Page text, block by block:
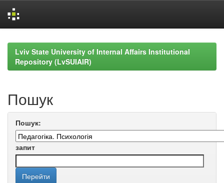
navigationLviv State University of Internal Affairs Institutional
Repository (LvSUIAIR)
Пошук
Пошук:
запит